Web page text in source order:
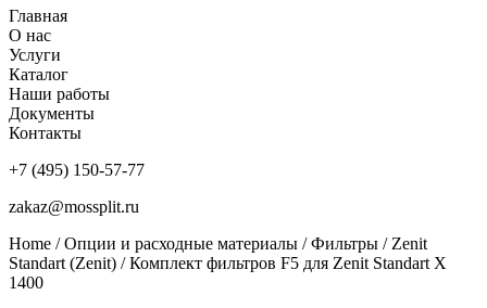
Главная
О нас
Услуги
Каталог
Наши работы
Документы
Контакты
+7 (495) 150-57-77
zakaz@mossplit.ru
Home /Опции и расходные материалы /Фильтры / Zenit
Standart (Zenit) / Комплект фильтров F5 для Zenit Standart X
1400